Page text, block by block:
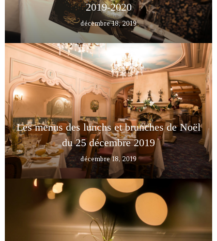
2019-2020
décembre 18, 2019
Les menus des lunchs et brunches de Noël
du 25 décembre 2019
décembre 18, 2019